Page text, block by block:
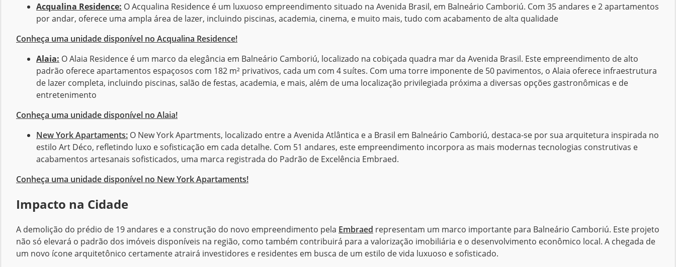
Acqualina Residence: O Acqualina Residence é um luxuoso empreendimento situado na Avenida Brasil, em Balneário Camboriú. Com 35 andares e 2 apartamentos
por andar, oferece uma ampla área de lazer, incluindo piscinas, academia, cinema, e muito mais, tudo com acabamento de alta qualidade
Conheça uma unidade disponível no Acqualina Residence!
Alaia: O Alaia Residence é um marco da elegância em Balneário Camboriú, localizado na cobiçada quadra mar da Avenida Brasil. Este empreendimento de alto
padrão oferece apartamentos espaçosos com 182 m² privativos, cada um com 4 suítes. Com uma torre imponente de 50 pavimentos, o Alaia oferece infraestrutura
de lazer completa, incluindo piscinas, salão de festas, academia, e mais, além de uma localização privilegiada próxima a diversas opções gastronômicas e de
entretenimento​
Conheça uma unidade disponível no Alaia!
New York Apartaments: O New York Apartments, localizado entre a Avenida Atlântica e a Brasil em Balneário Camboriú, destaca-se por sua arquitetura inspirada no
estilo Art Déco, refletindo luxo e sofisticação em cada detalhe. Com 51 andares, este empreendimento incorpora as mais modernas tecnologias construtivas e
acabamentos artesanais sofisticados, uma marca registrada do Padrão de Excelência Embraed​.
Conheça uma unidade disponível no New York Apartaments!
Impacto na Cidade
A demolição do prédio de 19 andares e a construção do novo empreendimento pela Embraed representam um marco importante para Balneário Camboriú. Este projeto
não só elevará o padrão dos imóveis disponíveis na região, como também contribuirá para a valorização imobiliária e o desenvolvimento econômico local. A chegada de
um novo ícone arquitetônico certamente atrairá investidores e residentes em busca de um estilo de vida luxuoso e sofisticado.